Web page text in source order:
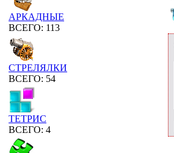
АРКАДНЫЕ
ВСЕГО: 113
СТРЕЛЯЛКИ
ВСЕГО: 54
ТЕТРИС
ВСЕГО: 4